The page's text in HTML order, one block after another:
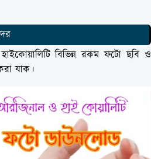
বিভিন্ন রকম ফটো ছবি ও
যাক।